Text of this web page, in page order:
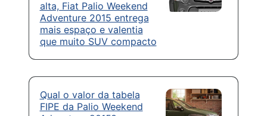
alta, Fiat Palio Weekend
Adventure 2015 entrega
mais espaço e valentia
que muito SUV compacto
Qual o valor da tabela
FIPE da Palio Weekend